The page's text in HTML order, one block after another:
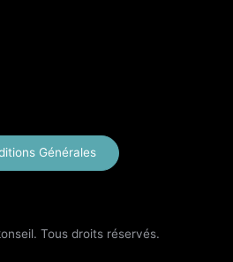
Générales
Tous droits réservés.